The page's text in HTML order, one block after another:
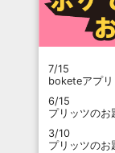
7/15
boketeアプ
6/15
プリッツのお
3/10
プリッツのお